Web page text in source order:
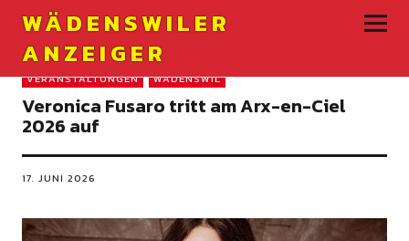
WÄDENSWILER
ANZEIGER
VERANSTALTUNGEN WÄDENSWIL
Veronica Fusaro tritt am Arx-en-Ciel
2026 auf
17. JUNI 2026